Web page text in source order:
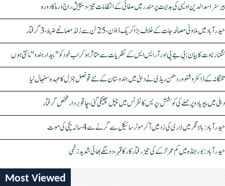
بیرسٹر اسدالدین اویسی کی ہدایت پر مندر میں صفائی کے انتظامات تیز، دیپیش راج ورما کا دورہ
حیدرآباد میں ملاوٹی مصالحہ جات کے خلاف بڑا کریک ڈاؤن، 25 ٹن سے زائد مصالحے ضبط، 3 گرفتار
کنگنا رناوت کا بیان: بی جے پی اور آر ایس ایس کے نظریات سے متاثر ہو کر اب خود کو "بیدار ہندو" مانتی ہوں
تلنگانہ کے ڈاکٹر وشنو وردھن ریڈی نے دبئی میں ہندوستان کے نئے قونصل جنرل کا عہدہ سنبھال لیا
دہلی میں پپو یادو پر حملے کی کوشش، پریس کانفرنس میں چپل پھینکی گئی، چاقو بردار شخص گرفتار
حیدرآباد: بالا نگر میں لاری کی زد میں آکر موٹرسائیکل سے گرنے سے 4 سالہ بچی کی موت
حیدرآباد: بورابنڈہ میں کم عمر لڑکے کی تیز رفتار کار کا قہر، دو سگے بھائی شدید زخمی
Most Viewed